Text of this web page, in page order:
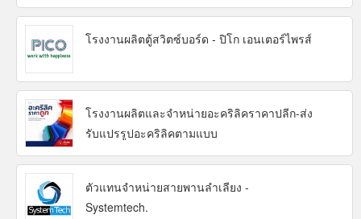
โรงงานผลิตตู้สวิตซ์บอร์ด - ปิโก เอนเตอร์ไพรส์
โรงงานผลิตและจำหน่ายอะคริลิคราคาปลีก-ส่ง
รับแปรรูปอะคริลิคตามแบบ
ตัวแทนจำหน่ายสายพานลำเลียง -
Systemtech.